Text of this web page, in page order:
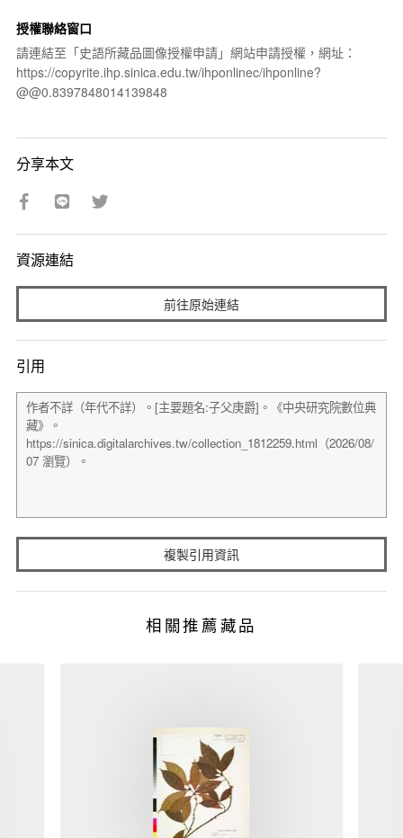
授權聯絡窗口
請連結至「史語所藏品圖像授權申請」網站申請授權，網址：
https://copyrite.ihp.sinica.edu.tw/ihponlinec/ihponline?
@@0.8397848014139848
分享本文
資源連結
前往原始連結
引用
複製引用資訊
相關推薦藏品